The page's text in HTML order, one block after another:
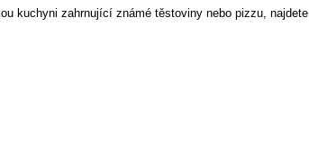
kuchyni zahrnující známé těstoviny nebo pizzu, najdete